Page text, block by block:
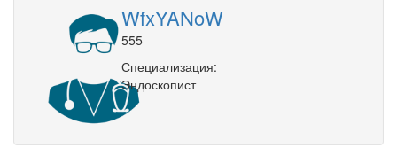
WfxYANoW
555
Специализация:
Эндоскопист